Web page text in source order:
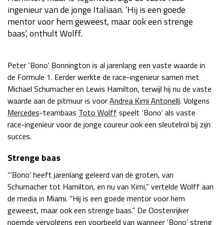
GP MEXICO 2026 30 okt - 01 nov
Kwalificatie
za 22:00 - 23:00
Race
zo 21:00 - 23:00
Kwalificatie
za 05:00 - 06:00
Race
zo 05:00 - 07:00
GP QATAR 2026
Kwalificatie
za 19:00 - 20:00
GP ABU DHABI 2026 04 - 06 dec
Kwalificatie
za 15:00 - 16:00
ingenieur van de jonge Italiaan. ‘Hij is een goede
mentor voor hem geweest, maar ook een strenge
baas’, onthult Wolff.
Peter ‘Bono’ Bonnington is al jarenlang een vaste waarde in
de Formule 1. Eerder werkte de race-ingenieur samen met
Michael Schumacher en Lewis Hamilton, terwijl hij nu de vaste
waarde aan de pitmuur is voorAndrea Kimi Antonelli. Volgens
Mercedes-teambaas Toto Wolff speelt ‘Bono’ als vaste
race-ingenieur voor de jonge coureur ook een sleutelrol bij zijn
succes.
Strenge baas
“’Bono’ heeft jarenlang geleerd van de groten, van
Schumacher tot Hamilton, en nu van Kimi,” vertelde Wolff aan
de media in Miami. “Hij is een goede mentor voor hem
geweest, maar ook een strenge baas.” De Oostenrijker
noemde vervolgens een voorbeeld van wanneer ‘Bono’ streng